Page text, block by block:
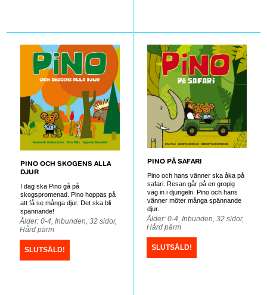
PINO OCH SKOGENS ALLA
DJUR
I dag ska Pino gå på
skogspromenad. Pino hoppas på
att få se många djur. Det ska bli
spännande!
Ålder: 0-4, Inbunden, 32 sidor,
Hård pärm
SLUTSÅLD!
PINO PÅ SAFARI
Pino och hans vänner ska åka på
safari. Resan går på en gropig
väg in i djungeln. Pino och hans
vänner möter många spännande
djur.
Ålder: 0-4, Inbunden, 32 sidor,
Hård pärm
SLUTSÅLD!